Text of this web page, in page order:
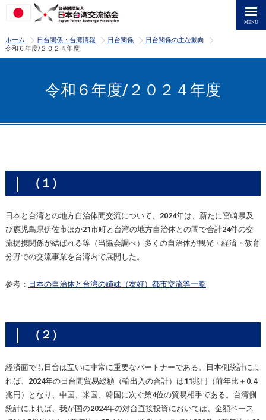
ホーム >
日台関係・台湾情報 >
日台関係 >
日台関係の主な動向
令和６年度/２０２４年度
令和６年度/２０２４年度
（１）
日本と台湾との地方自治体間交流について、2024年は、新たに宮崎県及
び鹿児島県伊佐市ほか21市町と台湾の地方自治体との間で合計24件の交
流提携関係が結ばれる等（当協会調べ）多くの自治体が観光・経済・教育
分野での交流事業を台湾内で展開した。
参考： 日本の自治体と台湾の姉妹（友好）都市交流等一覧
（２）
経済面でも日台は互いに非常に重要なパートナーである。日本側統計によ
れば、2024年の日台間貿易総額（輸出入の合計）は11兆円（前年比＋0.4
兆円）となり、中国、米国、韓国に次ぐ第4位の貿易相手である。台湾側
統計によれば、我が国の2024年の対台直接投資においては、金額ベース